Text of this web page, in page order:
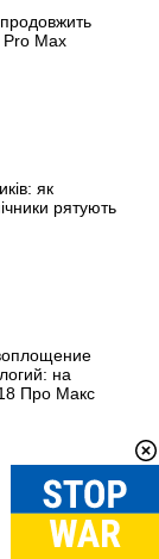
Pro Max
як
рятують
на
Про Макс